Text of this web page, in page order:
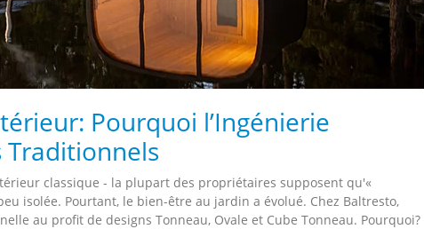
Pourquoi l’Ingénierie
Traditionnels
classique - la plupart des propriétaires supposent qu'«
isolée. Pourtant, le bien-être au jardin a évolué. Chez Baltresto,
au profit de designs Tonneau, Ovale et Cube Tonneau. Pourquoi?